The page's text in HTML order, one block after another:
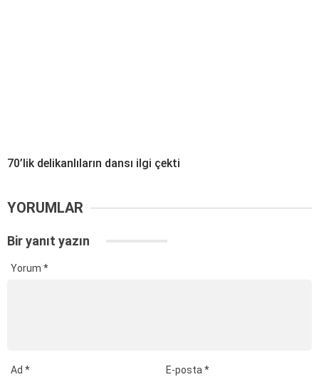
70’lik delikanlıların dansı ilgi çekti
YORUMLAR
Bir yanıt yazın
Yorum *
Ad * E-posta*